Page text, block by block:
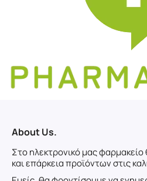
About Us.
Στο ηλεκτρονικό μας φαρμακείο
και επάρκεια προϊόντων στις